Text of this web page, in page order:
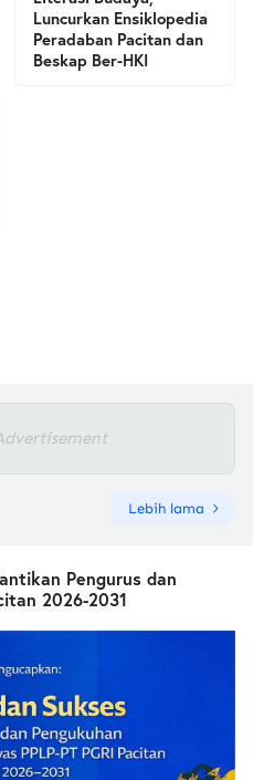
Luncurkan Ensiklopedia
Peradaban Pacitan dan
Beskap Ber-HKI
Lebih lama
Pengurus dan
2026-2031